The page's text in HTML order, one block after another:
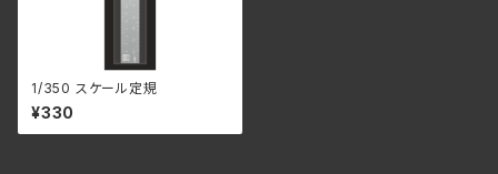
1/350 スケール定規
¥330